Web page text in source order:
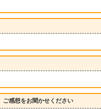
ご感想をお聞かせください